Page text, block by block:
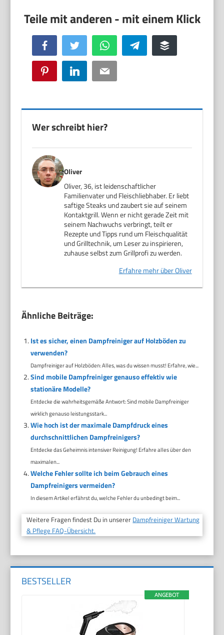
Facebook Twitter WhatsApp Telegram Buffer
Pinterest LinkedIn Email
Wer schreibt hier?
Oliver
Oliver, 36, ist leidenschaftlicher
Familienvater und Fleischliebhaber. Er liebt
saftige Steaks und zaubert sie auf seinem
Kontaktgrill. Wenn er nicht gerade Zeit mit
seinem Nachwuchs verbringt, teilt er
Rezepte und Tipps rund um Fleischqualität
und Grilltechnik, um Leser zu inspirieren,
zuhause selbst zum Grillprofi zu werden.
Erfahre mehr über Oliver
Ähnliche Beiträge:
Ist es sicher, einen Dampfreiniger auf Holzböden zu
verwenden?
Dampfreiniger auf Holzböden: Alles, was du wissen musst! Erfahre, wie...
Sind mobile Dampfreiniger genauso effektiv wie
stationäre Modelle?
Entdecke die wahrheitsgemäße Antwort: Sind mobile Dampfreiniger
wirklich genauso leistungsstark...
Wie hoch ist der maximale Dampfdruck eines
durchschnittlichen Dampfreinigers?
Entdecke das Geheimnis intensiver Reinigung! Erfahre alles über den
maximalen...
Welche Fehler sollte ich beim Gebrauch eines
Dampfreinigers vermeiden?
In diesem Artikel erfährst du, welche Fehler du unbedingt beim...
Weitere Fragen findest Du in unserer Dampfreiniger Wartung
& Pflege FAQ-Übersicht.
BESTSELLER
ANGEBOT